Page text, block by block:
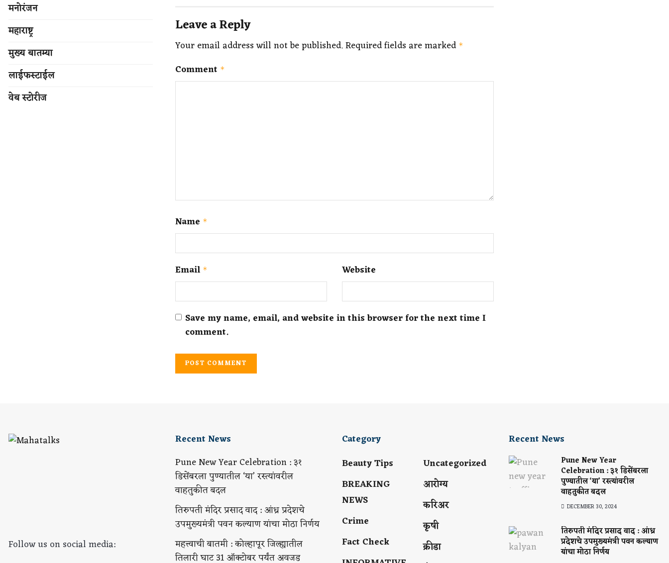
Leave a Reply
Your email address will not be published.Required fields are marked *
Comment *
Name *
Email * Website
Save my name, email, and website in this browser for the next time I
comment.
मनोरंजन
महाराष्ट्र
मुख्य बातम्या
लाईफस्टाईल
वेब स्टोरीज
Follow us on social media:
Recent News
Pune New Year Celebration : ३१
डिसेंबरला पुण्यातील ‘या’ रस्त्यांवरील
वाहतुकीत बदल
तिरुपती मंदिर प्रसाद वाद : आंध्र प्रदेशचे
उपमुख्यमंत्री पवन कल्याण यांचा मोठा निर्णय
महत्त्वाची बातमी : कोल्हापूर जिल्ह्यातील
तिलारी घाट 31 ऑक्टोबर पर्यंत अवजड
Category
Beauty Tips
BREAKING
NEWS
Crime
Fact Check
Uncategorized
आरोग्य
करिअर
कृषी
क्रीडा
Recent News
Pune New Year
Celebration : ३१ डिसेंबरला
पुण्यातील ‘या’ रस्त्यांवरील
वाहतुकीत बदल
DECEMBER 30, 2024
तिरुपती मंदिर प्रसाद वाद : आंध्र
प्रदेशचे उपमुख्यमंत्री पवन कल्याण
यांचा मोठा निर्णय